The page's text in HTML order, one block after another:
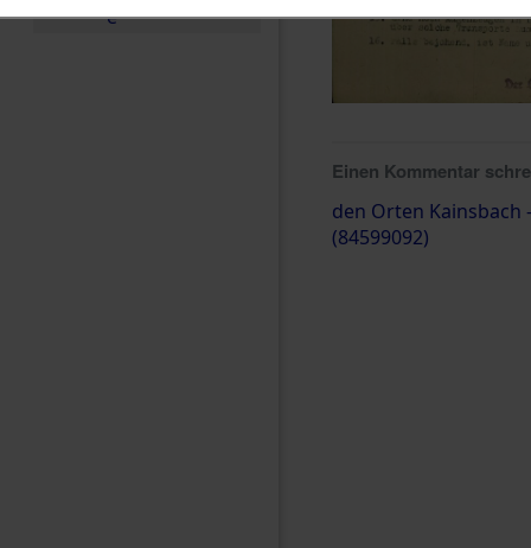
e
Einen Kommentar
den Orten Kainsbach
(84599092)